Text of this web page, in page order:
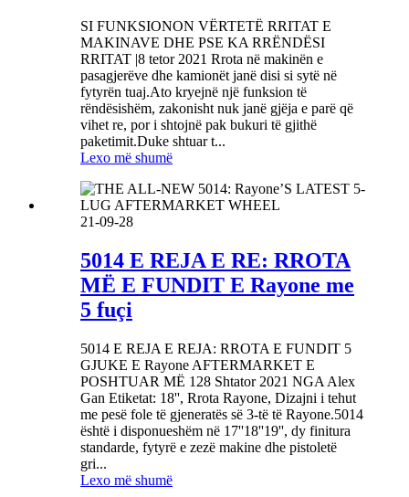
SI FUNKSIONON VËRTETË RRITAT E
MAKINAVE DHE PSE KA RRËNDËSI
RRITAT |8 tetor 2021 Rrota në makinën e
pasagjerëve dhe kamionët janë disi si sytë në
fytyrën tuaj.Ato kryejnë një funksion të
rëndësishëm, zakonisht nuk janë gjëja e parë që
vihet re, por i shtojnë pak bukuri të gjithë
paketimit.Duke shtuar t...
Lexo më shumë
21-09-28
5014 E REJA E RE: RROTA
MË E FUNDIT E Rayone me
5 fuçi
5014 E REJA E REJA: RROTA E FUNDIT 5
GJUKE E Rayone AFTERMARKET E
POSHTUAR MË 128 Shtator 2021 NGA Alex
Gan Etiketat: 18'', Rrota Rayone, Dizajni i tehut
me pesë fole të gjeneratës së 3-të të Rayone.5014
është i disponueshëm në 17''18''19'', dy finitura
standarde, fytyrë e zezë makine dhe pistoletë
gri...
Lexo më shumë